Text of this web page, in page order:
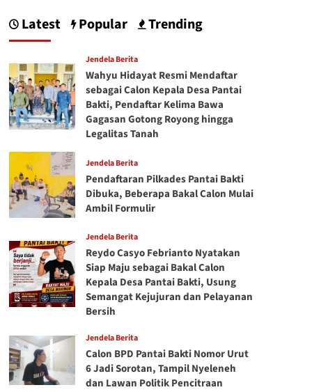
Latest Popular Trending
Jendela Berita
Wahyu Hidayat Resmi Mendaftar
sebagai Calon Kepala Desa Pantai
Bakti, Pendaftar Kelima Bawa
Gagasan Gotong Royong hingga
Legalitas Tanah
Jendela Berita
Pendaftaran Pilkades Pantai Bakti
Dibuka, Beberapa Bakal Calon Mulai
Ambil Formulir
Jendela Berita
Reydo Casyo Febrianto Nyatakan
Siap Maju sebagai Bakal Calon
Kepala Desa Pantai Bakti, Usung
Semangat Kejujuran dan Pelayanan
Bersih
Jendela Berita
Calon BPD Pantai Bakti Nomor Urut
6 Jadi Sorotan, Tampil Nyeleneh
dan Lawan Politik Pencitraan